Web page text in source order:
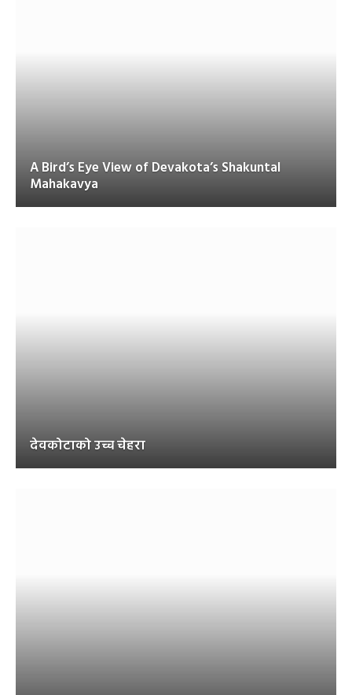
A Bird’s Eye View of Devakota’s Shakuntal
Mahakavya
देवकोटाको उच्च चेहरा